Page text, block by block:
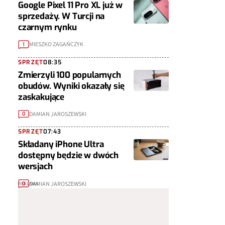
Google Pixel 11 Pro XL już w
sprzedaży. W Turcji na
czarnym rynku
1 MIESZKO ZAGAŃCZYK
SPRZĘT08:35
Zmierzyli 100 popularnych
obudów. Wyniki okazały się
zaskakujące
0 DAMIAN JAROSZEWSKI
SPRZĘT07:43
Składany iPhone Ultra
dostępny będzie w dwóch
wersjach
0 DAMIAN JAROSZEWSKI